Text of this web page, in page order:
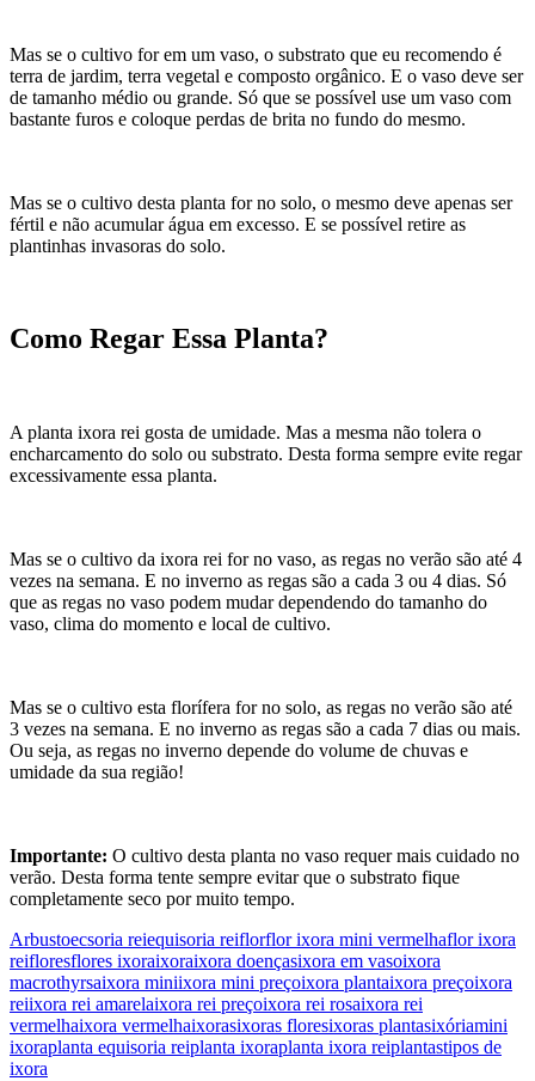
Mas se o cultivo for em um vaso, o substrato que eu recomendo é
terra de jardim, terra vegetal e composto orgânico. E o vaso deve ser
de tamanho médio ou grande. Só que se possível use um vaso com
bastante furos e coloque perdas de brita no fundo do mesmo.
Mas se o cultivo desta planta for no solo, o mesmo deve apenas ser
fértil e não acumular água em excesso. E se possível retire as
plantinhas invasoras do solo.
Como Regar Essa Planta?
A planta ixora rei gosta de umidade. Mas a mesma não tolera o
encharcamento do solo ou substrato. Desta forma sempre evite regar
excessivamente essa planta.
Mas se o cultivo da ixora rei for no vaso, as regas no verão são até 4
vezes na semana. E no inverno as regas são a cada 3 ou 4 dias. Só
que as regas no vaso podem mudar dependendo do tamanho do
vaso, clima do momento e local de cultivo.
Mas se o cultivo esta florífera for no solo, as regas no verão são até
3 vezes na semana. E no inverno as regas são a cada 7 dias ou mais.
Ou seja, as regas no inverno depende do volume de chuvas e
umidade da sua região!
Importante: O cultivo desta planta no vaso requer mais cuidado no
verão. Desta forma tente sempre evitar que o substrato fique
completamente seco por muito tempo.
Arbustoecsoria reiequisoria reiflorflor ixora mini vermelhaflor ixora
reifloresflores ixoraixoraixora doençasixora em vasoixora
macrothyrsaixora miniixora mini preçoixora plantaixora preçoixora
reiixora rei amarelaixora rei preçoixora rei rosaixora rei
vermelhaixora vermelhaixorasixoras floresixoras plantasixóriamini
ixoraplanta equisoria reiplanta ixoraplanta ixora reiplantastipos de
ixora